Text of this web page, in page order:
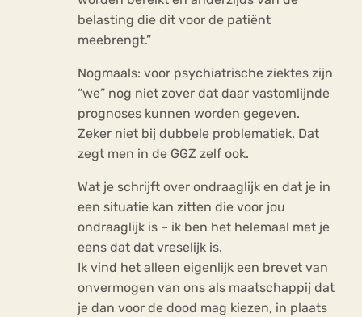
belasting die dit voor de patiënt
meebrengt.”
Nogmaals: voor psychiatrische ziektes zijn
“we” nog niet zover dat daar vastomlijnde
prognoses kunnen worden gegeven.
Zeker niet bij dubbele problematiek. Dat
zegt men in de GGZ zelf ook.
Wat je schrijft over ondraaglijk en dat je in
een situatie kan zitten die voor jou
ondraaglijk is – ik ben het helemaal met je
eens dat dat vreselijk is.
Ik vind het alleen eigenlijk een brevet van
onvermogen van ons als maatschappij dat
je dan voor de dood mag kiezen, in plaats